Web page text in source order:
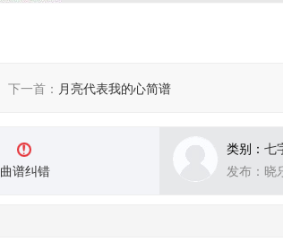
下一首： 月亮代表我的心简谱
曲谱纠错
类别： 七
发布：晓